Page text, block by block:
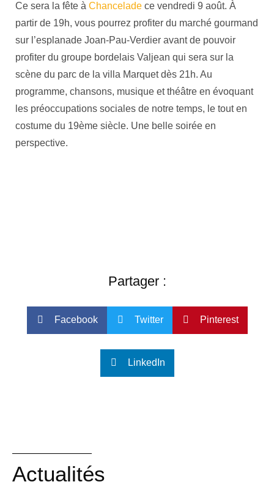
Ce sera la fête à Chancelade ce vendredi 9 août. À
partir de 19h, vous pourrez profiter du marché gourmand
sur l’esplanade Joan-Pau-Verdier avant de pouvoir
profiter du groupe bordelais Valjean qui sera sur la
scène du parc de la villa Marquet dès 21h. Au
programme, chansons, musique et théâtre en évoquant
les préoccupations sociales de notre temps, le tout en
costume du 19ème siècle. Une belle soirée en
perspective.
Partager :
Facebook Twitter Pinterest
LinkedIn
Actualités